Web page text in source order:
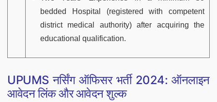
bedded Hospital (registered with competent
district medical authority) after acquiring the
educational qualification.
UPUMS नर्सिंग ऑफिसर भर्ती 2024: ऑनलाइन
आवेदन लिंक और आवेदन शुल्क